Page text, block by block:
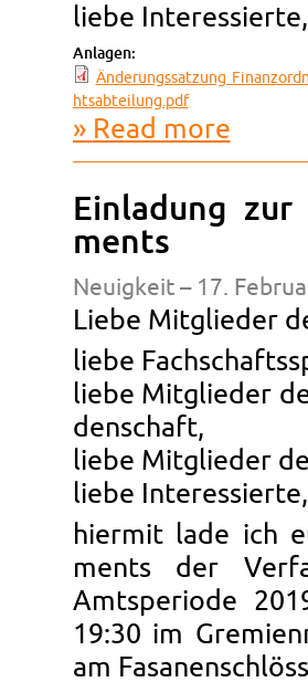
liebe In­ter­essierte,
An­la­gen:
Änderungssatzung
htsa​btei​lung.​pdf
Read more
Ein­ladung
ments
Neuigkeit – 17.
Liebe Mit­glieder
liebe
liebe Mit­glieder
den­schaft,
liebe Mit­glieder
liebe In­ter­essierte,
hi­er­mit lade ich
ments der
Amtspe­ri­ode
19:30 im
am